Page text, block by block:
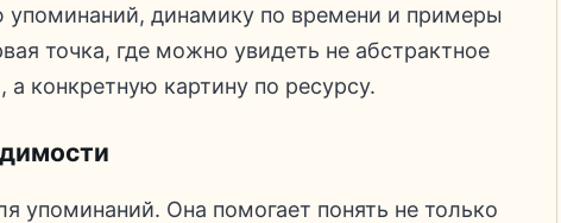
упоминаний, динамику по времени и примеры
точка, где можно увидеть не абстрактное
а конкретную картину по ресурсу.
упоминаний. Она помогает понять не только